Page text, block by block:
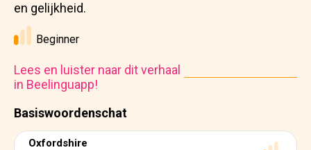
Basiswoordenschat
Oxfordshire
en gelijkheid.
Beginner
Lees en luister naar dit verhaal
in Beelinguapp!